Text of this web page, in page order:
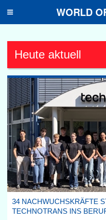
Toggle
WORLD
Heute aktuell
34 NACHWUCHSKRÄFTE
TECHNOTRANS INS